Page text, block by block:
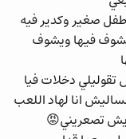
صغير وكدير فيه
فيها ويشوف
تقوليلي دخلات فيا
انا لهاد اللعب
تصعريني😡